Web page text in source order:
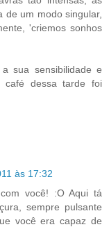
de um modo singular,
'criemos sonhos
sua sensibilidade e
café dessa tarde foi
às 17:32
você! :O Aqui tá
sempre pulsante
você era capaz de